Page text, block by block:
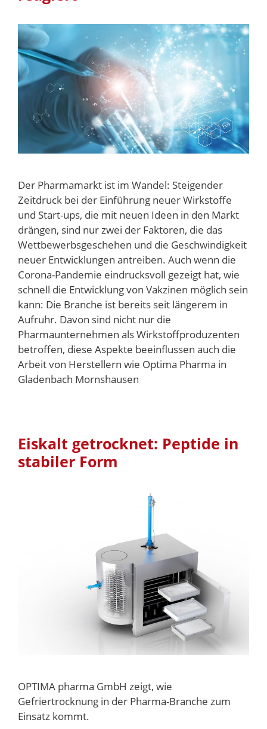
Der Pharmamarkt ist im Wandel: Steigender
Zeitdruck bei der Einführung neuer Wirkstoffe
und Start-ups, die mit neuen Ideen in den Markt
drängen, sind nur zwei der Faktoren, die das
Wettbewerbsgeschehen und die Geschwindigkeit
neuer Entwicklungen antreiben. Auch wenn die
Corona-Pandemie eindrucksvoll gezeigt hat, wie
schnell die Entwicklung von Vakzinen möglich sein
kann: Die Branche ist bereits seit längerem in
Aufruhr. Davon sind nicht nur die
Pharmaunternehmen als Wirkstoffproduzenten
betroffen, diese Aspekte beeinflussen auch die
Arbeit von Herstellern wie Optima Pharma in
Gladenbach Mornshausen
Eiskalt getrocknet: Peptide in
stabiler Form
OPTIMA pharma GmbH zeigt, wie
Gefriertrocknung in der Pharma-Branche zum
Einsatz kommt.